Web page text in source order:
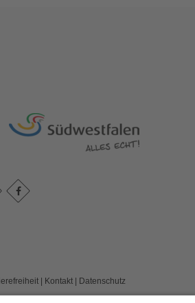
| Kontakt| Datenschutz